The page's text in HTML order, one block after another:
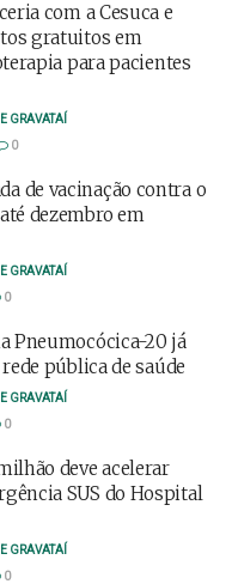
com a Cesuca e
gratuitos em
para pacientes
GRAVATAÍ
0
de vacinação contra o
dezembro em
GRAVATAÍ
0
Pneumocócica-20 já
pública de saúde
GRAVATAÍ
0
deve acelerar
SUS do Hospital
GRAVATAÍ
0